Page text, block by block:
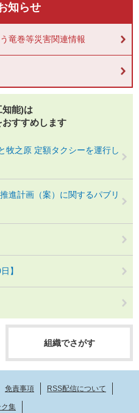
知らせ
竜巻等災害関連情報
知能)は
すすめします
牧之原 定額タクシーを運行し
進計画（案）に関するパブリ
】
組織でさがす
免責事項 RSS配信について
ク集